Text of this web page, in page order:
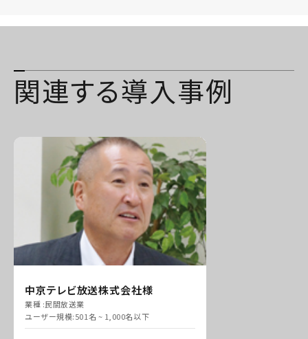
関連する導入事例
中京テレビ放送株式会社様
業種 :民間放送業
ユーザー規模:501名 ~ 1,000名以下